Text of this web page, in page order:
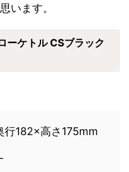
います。
ーケトル CSブラック
行182×高さ175mm